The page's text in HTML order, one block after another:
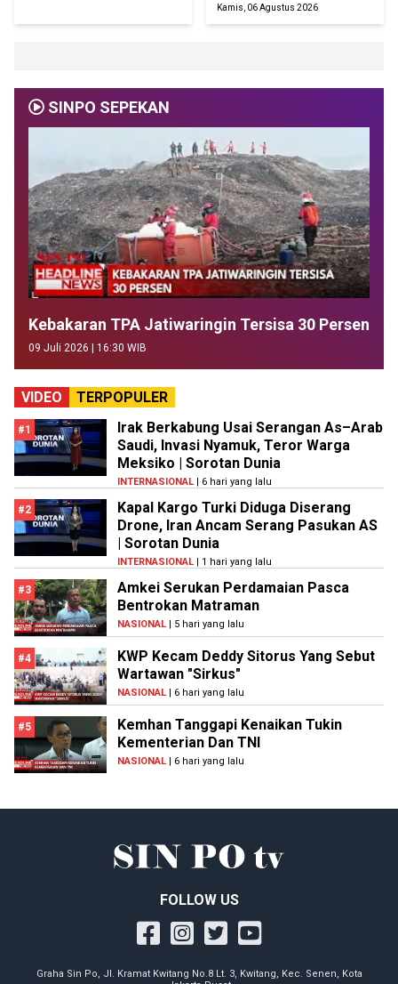
Kamis, 06 Agustus 2026
SINPO SEPEKAN
Kebakaran TPA Jatiwaringin Tersisa 30 Persen
09 Juli 2026 | 16:30 WIB
VIDEO TERPOPULER
#1
Irak Berkabung Usai Serangan As–Arab
Saudi, Invasi Nyamuk, Teror Warga
Meksiko | Sorotan Dunia
INTERNASIONAL | 6 hari yang lalu
#2
Kapal Kargo Turki Diduga Diserang
Drone, Iran Ancam Serang Pasukan AS
| Sorotan Dunia
INTERNASIONAL | 1 hari yang lalu
#3
Amkei Serukan Perdamaian Pasca
Bentrokan Matraman
NASIONAL | 5 hari yang lalu
#4
KWP Kecam Deddy Sitorus Yang Sebut
Wartawan "Sirkus"
NASIONAL | 6 hari yang lalu
#5
Kemhan Tanggapi Kenaikan Tukin
Kementerian Dan TNI
NASIONAL | 6 hari yang lalu
FOLLOW US
Graha Sin Po, Jl. Kramat Kwitang No.8 Lt. 3, Kwitang, Kec. Senen, Kota